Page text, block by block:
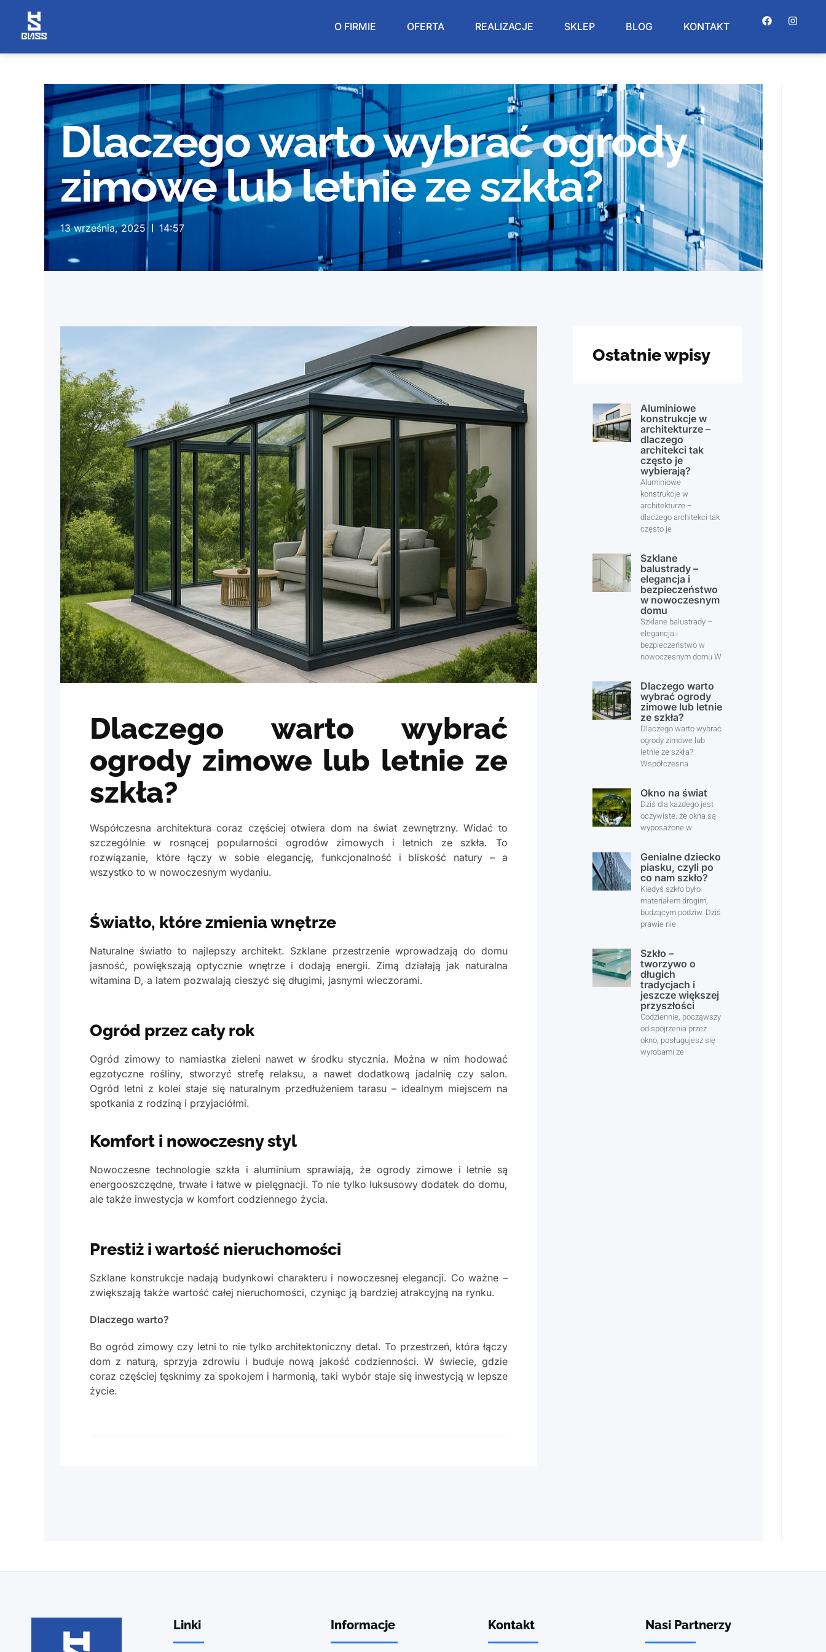
O FIRMIE OFERTA REALIZACJE SKLEP BLOG KONTAKT
Dlaczego warto wybrać ogrody
zimowe lub letnie ze szkła?
13 września, 2025 14:57
Dlaczego warto wybrać
ogrody zimowe lub letnie ze
szkła?
Współczesna architektura coraz częściej otwiera dom na świat zewnętrzny. Widać to
szczególnie w rosnącej popularności ogrodów zimowych i letnich ze szkła. To
rozwiązanie, które łączy w sobie elegancję, funkcjonalność i bliskość natury – a
wszystko to w nowoczesnym wydaniu.
Światło, które zmienia wnętrze
Naturalne światło to najlepszy architekt. Szklane przestrzenie wprowadzają do domu
jasność, powiększają optycznie wnętrze i dodają energii. Zimą działają jak naturalna
witamina D, a latem pozwalają cieszyć się długimi, jasnymi wieczorami.
Ogród przez cały rok
Ogród zimowy to namiastka zieleni nawet w środku stycznia. Można w nim hodować
egzotyczne rośliny, stworzyć strefę relaksu, a nawet dodatkową jadalnię czy salon.
Ogród letni z kolei staje się naturalnym przedłużeniem tarasu – idealnym miejscem na
spotkania z rodziną i przyjaciółmi.
Komfort i nowoczesny styl
Nowoczesne technologie szkła i aluminium sprawiają, że ogrody zimowe i letnie są
energooszczędne, trwałe i łatwe w pielęgnacji. To nie tylko luksusowy dodatek do domu,
ale także inwestycja w komfort codziennego życia.
Prestiż i wartość nieruchomości
Szklane konstrukcje nadają budynkowi charakteru i nowoczesnej elegancji. Co ważne –
zwiększają także wartość całej nieruchomości, czyniąc ją bardziej atrakcyjną na rynku.
Dlaczego warto?
Bo ogród zimowy czy letni to nie tylko architektoniczny detal. To przestrzeń, która łączy
dom z naturą, sprzyja zdrowiu i buduje nową jakość codzienności. W świecie, gdzie
coraz częściej tęsknimy za spokojem i harmonią, taki wybór staje się inwestycją w lepsze
życie.
Ostatnie wpisy
Aluminiowe
konstrukcje w
architekturze –
dlaczego
architekci tak
często je
wybierają?
Aluminiowe
konstrukcje w
architekturze –
dlaczego architekci tak
często je
Szklane
balustrady –
elegancja i
bezpieczeństwo
w nowoczesnym
domu
Szklane balustrady –
elegancja i
bezpieczeństwo w
nowoczesnym domu W
Dlaczego warto
wybrać ogrody
zimowe lub letnie
ze szkła?
Dlaczego warto wybrać
ogrody zimowe lub
letnie ze szkła?
Współczesna
Okno na świat
Dziś dla każdego jest
oczywiste, że okna są
wyposażone w
Genialne dziecko
piasku, czyli po
co nam szkło?
Kiedyś szkło było
materiałem drogim,
budzącym podziw. Dziś
prawie nie
Szkło –
tworzywo o
długich
tradycjach i
jeszcze większej
przyszłości
Codziennie, począwszy
od spojrzenia przez
okno, posługujesz się
wyrobami ze
Linki Informacje Kontakt Nasi Partnerzy